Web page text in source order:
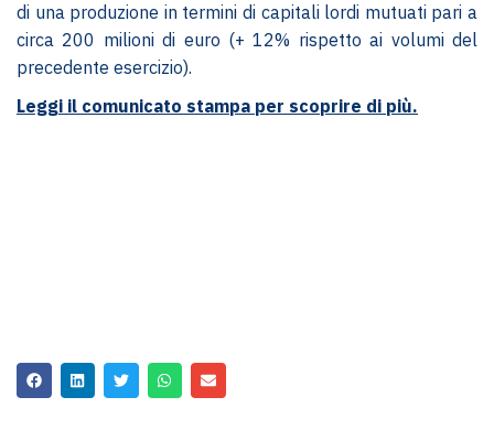
di una produzione in termini di capitali lordi mutuati pari a
circa 200 milioni di euro (+ 12% rispetto ai volumi del
precedente esercizio).
Leggi il comunicato stampa per scoprire di più.